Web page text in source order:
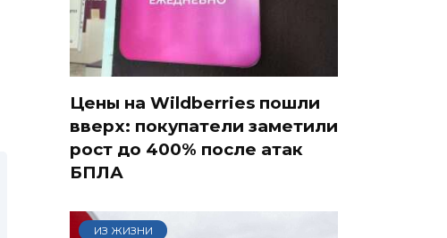
Цены на Wildberries пошли
вверх: покупатели заметили
рост до 400% после атак
БПЛА
ИЗ ЖИЗНИ